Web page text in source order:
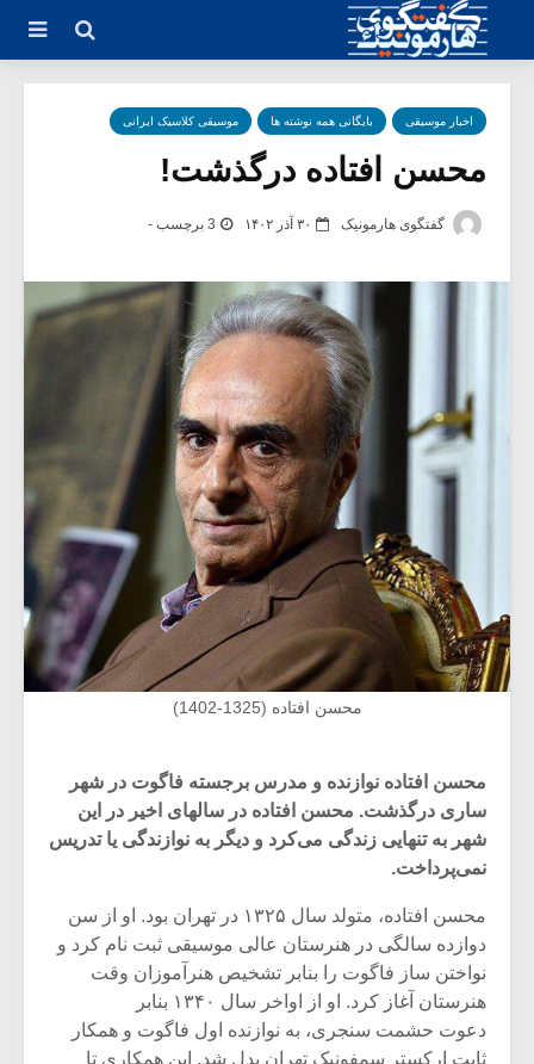
اخبار موسیقی بایگانی همه نوشته ها موسیقی کلاسیک ایرانی
محسن افتاده درگذشت!
گفتگوی هارمونیک ۳۰ آذر ۱۴۰۲ 3 برچسب -
محسن افتاده (1325-1402)
محسن افتاده نوازنده و مدرس برجسته فاگوت در شهر
ساری درگذشت. محسن افتاده در سالهای اخیر در این
شهر به تنهایی زندگی می‌کرد و دیگر به نوازندگی یا تدریس
نمی‌پرداخت.
محسن افتاده، متولد سال ۱۳۲۵ در تهران بود. او از سن
دوازده سالگی در هنرستان عالی موسیقی ثبت نام کرد و
نواختن ساز فاگوت را بنابر تشخیص هنرآموزان وقت
هنرستان آغاز کرد. او از اواخر سال ۱۳۴۰ بنابر
دعوت حشمت سنجری، به نوازنده اول فاگوت و همکار
ثابت ارکستر سمفونیک تهران بدل شد. این همکاری تا